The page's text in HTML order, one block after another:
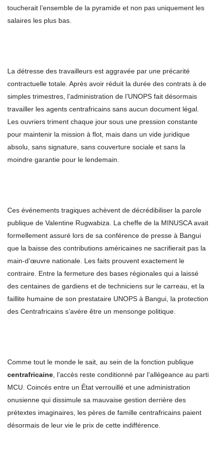
toucherait l’ensemble de la pyramide et non pas uniquement les
salaires les plus bas.
La détresse des travailleurs est aggravée par une précarité
contractuelle totale. Après avoir réduit la durée des contrats à de
simples trimestres, l’administration de l’UNOPS fait désormais
travailler les agents centrafricains sans aucun document légal.
Les ouvriers triment chaque jour sous une pression constante
pour maintenir la mission à flot, mais dans un vide juridique
absolu, sans signature, sans couverture sociale et sans la
moindre garantie pour le lendemain.
Ces événements tragiques achèvent de décrédibiliser la parole
publique de Valentine Rugwabiza. La cheffe de la MINUSCA avait
formellement assuré lors de sa conférence de presse à Bangui
que la baisse des contributions américaines ne sacrifierait pas la
main-d’œuvre nationale. Les faits prouvent exactement le
contraire. Entre la fermeture des bases régionales qui a laissé
des centaines de gardiens et de techniciens sur le carreau, et la
faillite humaine de son prestataire UNOPS à Bangui, la protection
des Centrafricains s’avère être un mensonge politique.
Comme tout le monde le sait, au sein de la fonction publique
centrafricaine, l’accès reste conditionné par l’allégeance au parti
MCU. Coincés entre un État verrouillé et une administration
onusienne qui dissimule sa mauvaise gestion derrière des
prétextes imaginaires, les pères de famille centrafricains paient
désormais de leur vie le prix de cette indifférence.